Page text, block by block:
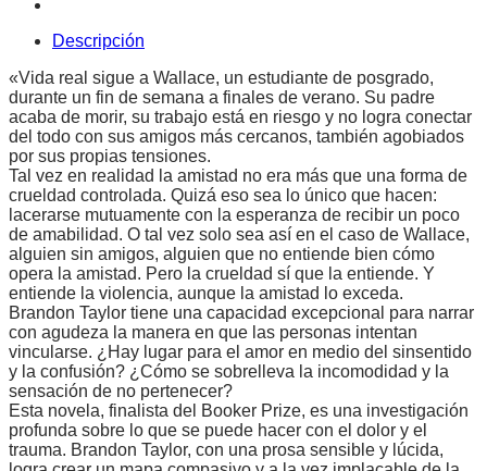
Descripción
«Vida real sigue a Wallace, un estudiante de posgrado,
durante un fin de semana a finales de verano. Su padre
acaba de morir, su trabajo está en riesgo y no logra conectar
del todo con sus amigos más cercanos, también agobiados
por sus propias tensiones.
Tal vez en realidad la amistad no era más que una forma de
crueldad controlada. Quizá eso sea lo único que hacen:
lacerarse mutuamente con la esperanza de recibir un poco
de amabilidad. O tal vez solo sea así en el caso de Wallace,
alguien sin amigos, alguien que no entiende bien cómo
opera la amistad. Pero la crueldad sí que la entiende. Y
entiende la violencia, aunque la amistad lo exceda.
Brandon Taylor tiene una capacidad excepcional para narrar
con agudeza la manera en que las personas intentan
vincularse. ¿Hay lugar para el amor en medio del sinsentido
y la confusión? ¿Cómo se sobrelleva la incomodidad y la
sensación de no pertenecer?
Esta novela, finalista del Booker Prize, es una investigación
profunda sobre lo que se puede hacer con el dolor y el
trauma. Brandon Taylor, con una prosa sensible y lúcida,